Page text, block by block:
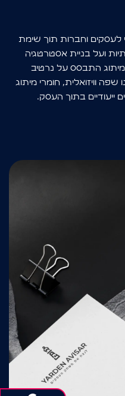
לעסקים וחברות תוך שימת
ועל בניית אסטרטגיה
התבסס על נרטיב
וויזואלית, חומרי מיתוג
ייעודיים בתוך העסק.